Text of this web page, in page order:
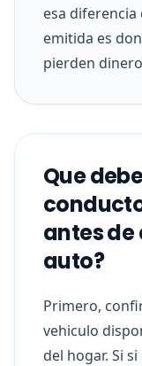
esa
emitida es
pierden
Que
antes de
auto?
Primero,
vehiculo
del hogar. Si